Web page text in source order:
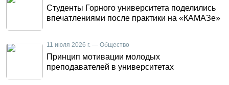
Студенты Горного университета поделились
впечатлениями после практики на «КАМАЗе»
11 июля 2026 г. — Общество
Принцип мотивации молодых
преподавателей в университетах